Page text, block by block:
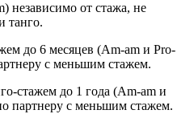
от стажа, не
танго.
до 6 месяцев (Am-am и Pro-
с меньшим стажем.
стажем до 1 года (Am-am и
партнеру с меньшим стажем.